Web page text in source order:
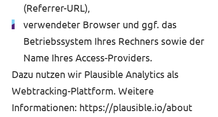
(Referrer-URL),
verwendeter Browser und ggf. das
Betriebssystem Ihres Rechners sowie der
Name Ihres Access-Providers.
Dazu nutzen wir Plausible Analytics als
Webtracking-Plattform. Weitere
Informationen: https://plausible.io/about